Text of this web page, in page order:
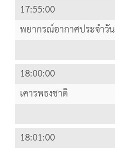
17:55:00
พยากรณ์อากาศประจำวัน
18:00:00
เคารพธงชาติ
18:01:00